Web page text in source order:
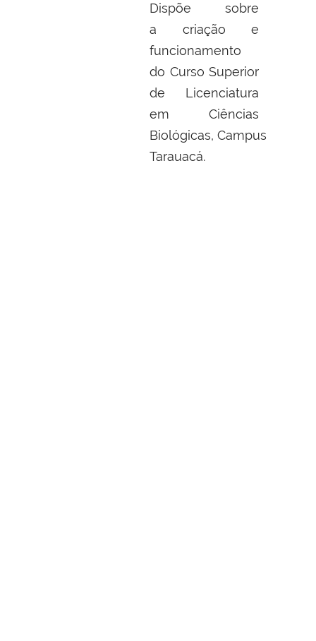
Dispõe sobre
a criação e
funcionamento
do Curso Superior
de Licenciatura
em Ciências
Biológicas, Campus
Tarauacá.